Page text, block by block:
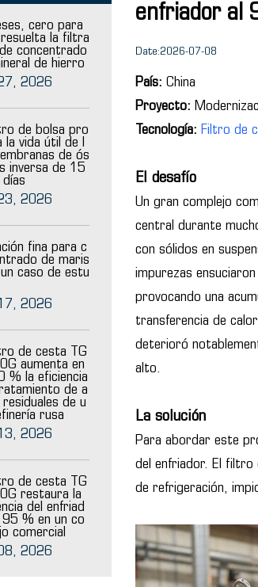
enfriador al
Date:2026-07-08
País: China
Proyecto:
Tecnología: Filtro de
El desafío
Un gran complejo
central durante
con sólidos en
impurezas
provocando una
transferencia de
deterioró
alto.
La solución
Para abordar este
del enfriador. El filtro
de refrigeración,
cero para
la filtra
concentrado
de hierro
2026
de bolsa pro
la vida útil de l
de ós
inversa de 15
2026
fina para c
de maris
caso de estu
2026
de cesta TG
aumenta en
% la eficiencia
de a
de u
rusa
2026
de cesta TG
restaura la
del enfriad
% en un co
comercial
2026